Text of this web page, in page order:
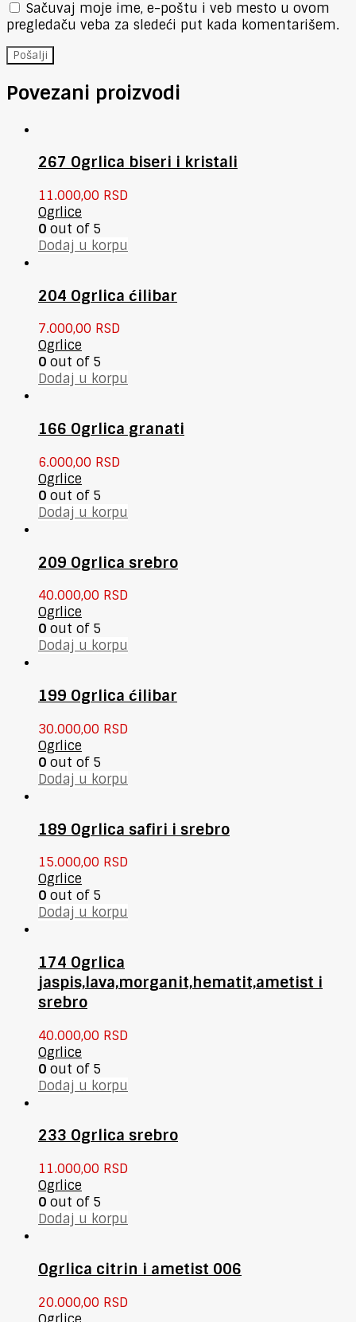
Sačuvaj moje ime, e-poštu i veb mesto u ovom
pregledaču veba za sledeći put kada komentarišem.
Povezani proizvodi
267 Ogrlica biseri i kristali
11.000,00 RSD
Ogrlice
0 out of 5
Dodaj u korpu
204 Ogrlica ćilibar
7.000,00 RSD
Ogrlice
0 out of 5
Dodaj u korpu
166 Ogrlica granati
6.000,00 RSD
Ogrlice
0 out of 5
Dodaj u korpu
209 Ogrlica srebro
40.000,00 RSD
Ogrlice
0 out of 5
Dodaj u korpu
199 Ogrlica ćilibar
30.000,00 RSD
Ogrlice
0 out of 5
Dodaj u korpu
189 Ogrlica safiri i srebro
15.000,00 RSD
Ogrlice
0 out of 5
Dodaj u korpu
174 Ogrlica
jaspis,lava,morganit,hematit,ametist i
srebro
40.000,00 RSD
Ogrlice
0 out of 5
Dodaj u korpu
233 Ogrlica srebro
11.000,00 RSD
Ogrlice
0 out of 5
Dodaj u korpu
Ogrlica citrin i ametist 006
20.000,00 RSD